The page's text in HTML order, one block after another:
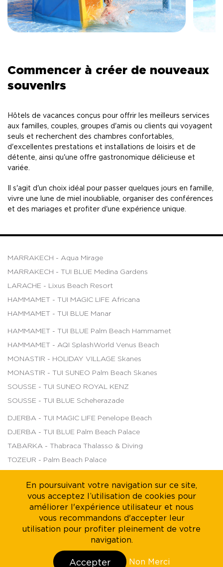
Commencer à créer de nouveaux
souvenirs
Hôtels de vacances conçus pour offrir les meilleurs services
aux familles, couples, groupes d'amis ou clients qui voyagent
seuls et recherchent des chambres confortables,
d'excellentes prestations et installations de loisirs et de
détente, ainsi qu'une offre gastronomique délicieuse et
variée.
Il s'agit d'un choix idéal pour passer quelques jours en famille,
vivre une lune de miel inoubliable, organiser des conférences
et des mariages et profiter d'une expérience unique.
MARRAKECH - Aqua Mirage
MARRAKECH - TUI BLUE Medina Gardens
LARACHE - Lixus Beach Resort
HAMMAMET - TUI MAGIC LIFE Africana
HAMMAMET - TUI BLUE Manar
HAMMAMET - TUI BLUE Palm Beach Hammamet
HAMMAMET - AQI SplashWorld Venus Beach
MONASTIR - HOLIDAY VILLAGE Skanes
MONASTIR - TUI SUNEO Palm Beach Skanes
SOUSSE - TUI SUNEO ROYAL KENZ
SOUSSE - TUI BLUE Scheherazade
DJERBA - TUI MAGIC LIFE Penelope Beach
DJERBA - TUI BLUE Palm Beach Palace
TABARKA - Thabraca Thalasso & Diving
TOZEUR - Palm Beach Palace
À propos de nous Mentions légales
Carrières
Durabilité
CGV
En poursuivant votre navigation sur ce site,
vous acceptez l’utilisation de cookies pour
améliorer l'expérience utilisateur et nous
vous recommandons d'accepter leur
utilisation pour profiter pleinement de votre
navigation.
Accepter Non Merci